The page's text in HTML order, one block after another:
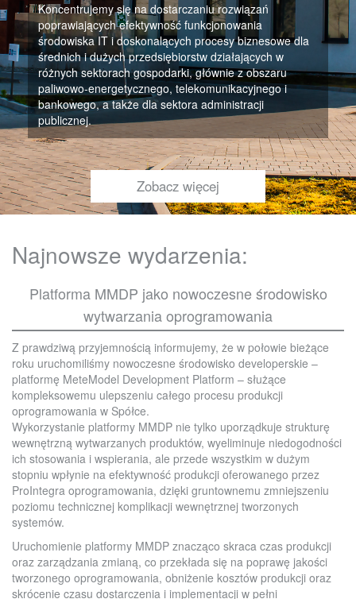
Koncentrujemy się na dostarczaniu rozwiązań
poprawiających efektywność funkcjonowania
środowiska IT i doskonalących procesy biznesowe dla
średnich i dużych przedsiębiorstw działających w
różnych sektorach gospodarki, głównie z obszaru
paliwowo-energetycznego, telekomunikacyjnego i
bankowego, a także dla sektora administracji
publicznej.
Zobacz więcej
Najnowsze wydarzenia:
Platforma MMDP jako nowoczesne środowisko
wytwarzania oprogramowania
Z prawdziwą przyjemnością informujemy, że w połowie bieżące
roku uruchomiliśmy nowoczesne środowisko developerskie –
platformę MeteModel Development Platform – służące
kompleksowemu ulepszeniu całego procesu produkcji
oprogramowania w Spółce.
Wykorzystanie platformy MMDP nie tylko uporządkuje strukturę
wewnętrzną wytwarzanych produktów, wyeliminuje niedogodności
ich stosowania i wspierania, ale przede wszystkim w dużym
stopniu wpłynie na efektywność produkcji oferowanego przez
ProIntegra oprogramowania, dzięki gruntownemu zmniejszeniu
poziomu technicznej komplikacji wewnętrznej tworzonych
systemów.
Uruchomienie platformy MMDP znacząco skraca czas produkcji
oraz zarządzania zmianą, co przekłada się na poprawę jakości
tworzonego oprogramowania, obniżenie kosztów produkcji oraz
skrócenie czasu dostarczenia i implementacji w pełni